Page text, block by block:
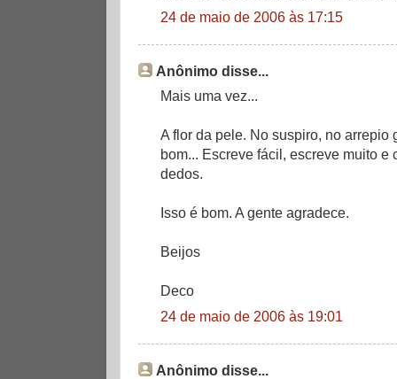
24 de maio de 2006 às 17:15
Anônimo disse...
Mais uma vez...
A flor da pele. No suspiro, no arrepio
bom... Escreve fácil, escreve muito e
dedos.
Isso é bom. A gente agradece.
Beijos
Deco
24 de maio de 2006 às 19:01
Anônimo disse...